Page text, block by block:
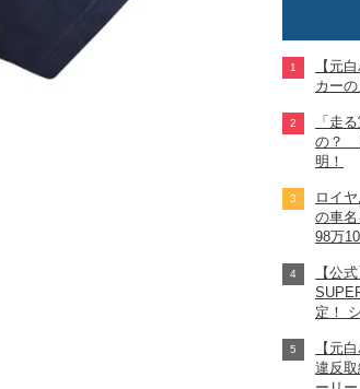
【元
カー
「走
の？
明！
ロイ
の車
98万
【公
定！
【【元
違反